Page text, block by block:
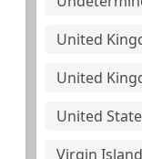
United
United
United
Virgin